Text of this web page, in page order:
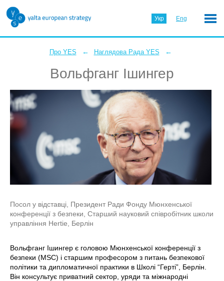
Укр Eng
Про YES ← Наглядова Рада YES ←
Вольфганг Ішингер
Посол у відставці, Президент Ради Фонду Мюнхенської
конференції з безпеки, Старший науковий співробітник школи
управління Hertie, Берлін
Вольфганг Ішингер є головою Мюнхенської конференції з
безпеки (MSC) і старшим професором з питань безпекової
політики та дипломатичної практики в Школі “Герті”, Берлін.
Він консультує приватний сектор, уряди та міжнародні